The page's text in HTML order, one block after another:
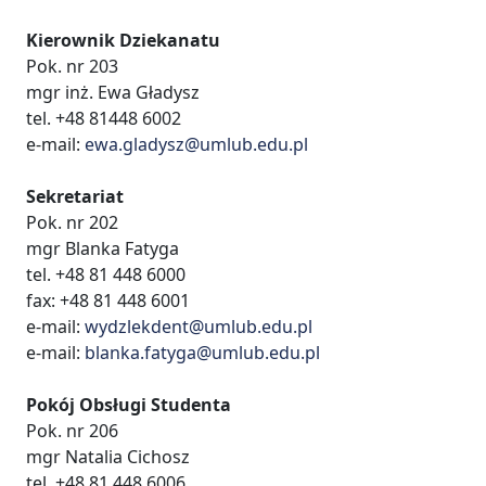
Kierownik Dziekanatu
Pok. nr 203
mgr inż. Ewa Gładysz
tel. +48 81448 6002
e-mail: ewa.gladysz@umlub.edu.pl
Sekretariat
Pok. nr 202
mgr Blanka Fatyga
tel. +48 81 448 6000
fax: +48 81 448 6001
e-mail: wydzlekdent@umlub.edu.pl
e-mail: blanka.fatyga@umlub.edu.pl
Pokój Obsługi Studenta
Pok. nr 206
mgr Natalia Cichosz